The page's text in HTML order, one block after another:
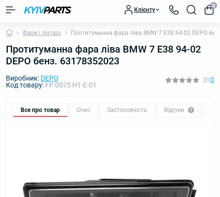
Клієнту
0
Фари і ліхтарі Протитуманна фара ліва BMW 7 E38 94-02 DEPO
Протитуманна фара ліва BMW 7 E38 94-02
DEPO бенз. 63178352023
Виробник: DEPO
Код товару: FP 0075 H1-E-01
0
Все про товар Опис Застосовність Відгуки 0